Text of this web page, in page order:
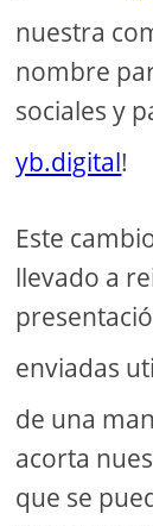
nuestra
nombre
sociales y
yb.digital!
Este
llevado a
enviadas
de una
acorta
que se